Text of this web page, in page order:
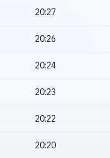
20:27
20:26
20:24
20:23
20:22
20:20